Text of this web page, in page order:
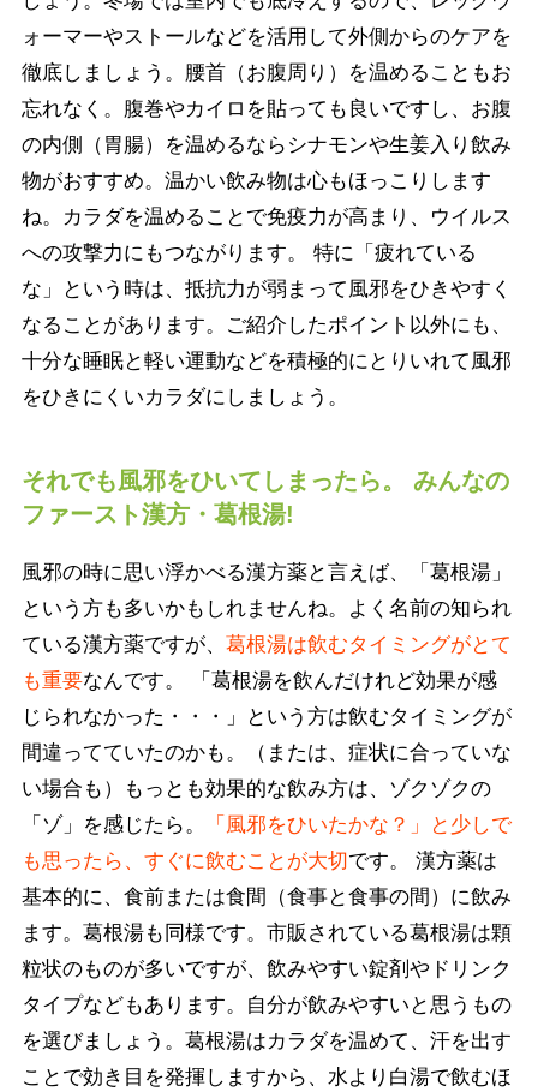
ォーマーやストールなどを活用して外側からのケアを
徹底しましょう。腰首（お腹周り）を温めることもお
忘れなく。腹巻やカイロを貼っても良いですし、お腹
の内側（胃腸）を温めるならシナモンや生姜入り飲み
物がおすすめ。温かい飲み物は心もほっこりします
ね。カラダを温めることで免疫力が高まり、ウイルス
への攻撃力にもつながります。 特に「疲れている
な」という時は、抵抗力が弱まって風邪をひきやすく
なることがあります。ご紹介したポイント以外にも、
十分な睡眠と軽い運動などを積極的にとりいれて風邪
をひきにくいカラダにしましょう。
それでも風邪をひいてしまったら。 みんなの
ファースト漢方・葛根湯!
風邪の時に思い浮かべる漢方薬と言えば、「葛根湯」
という方も多いかもしれませんね。よく名前の知られ
ている漢方薬ですが、 葛根湯は飲むタイミングがとて
も重要なんです。 「葛根湯を飲んだけれど効果が感
じられなかった・・・」という方は飲むタイミングが
間違ってていたのかも。（または、症状に合っていな
い場合も）もっとも効果的な飲み方は、ゾクゾクの
「ゾ」を感じたら。
「風邪をひいたかな？」と少しで
も思ったら、すぐに飲むことが大切です。 漢方薬は
基本的に、食前または食間（食事と食事の間）に飲み
ます。葛根湯も同様です。市販されている葛根湯は顆
粒状のものが多いですが、飲みやすい錠剤やドリンク
タイプなどもあります。自分が飲みやすいと思うもの
を選びましょう。葛根湯はカラダを温めて、汗を出す
ことで効き目を発揮しますから、水より白湯で飲むほ